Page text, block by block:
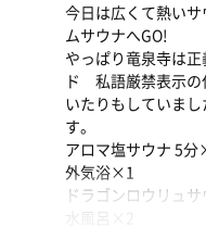
今日は広くて熱い
ムサウナへGO!
やっぱり竜泉寺は正
ド 私語厳禁表示の
いたりもしていま
す。
アロマ塩サウナ 5
外気浴×1
ドラゴンロウリュ